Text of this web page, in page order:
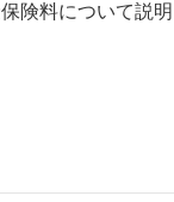
険料について説